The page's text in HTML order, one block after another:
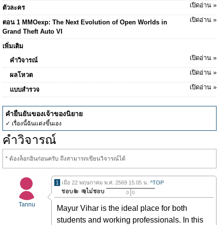
ตัวละคร
เปิดอ่าน »
ตอน 1 MMOexp: The Next Evolution of Open Worlds in
Grand Theft Auto VI
เปิดอ่าน »
เพิ่มเติม
คำวิจารณ์
เปิดอ่าน »
ผลโหวต เปิดอ่าน »
แบบสำรวจ เปิดอ่าน »
คำยืนยันของเจ้าของนิยาย
✓ เรื่องนี้ฉันแต่งขึ้นเอง
คำวิจารณ์
* ต้องล็อกอินก่อนครับ ถึงสามารถเขียนวิจารณ์ได้
Tannu
1 เมื่อ 22 พฤษภาคม พ.ศ. 2569 15.05 น. ^TOP
0 0
Mayur Vihar is the ideal place for both
students and working professionals. In this